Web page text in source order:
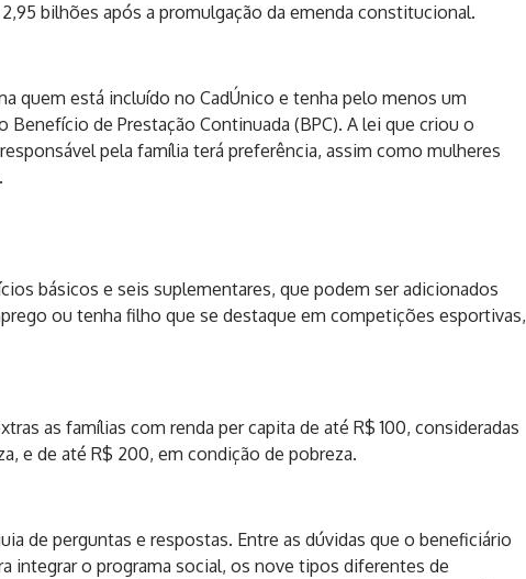
bilhões após a promulgação da emenda constitucional.
quem está incluído no CadÚnico e tenha pelo menos um
Benefício de Prestação Continuada (BPC). A lei que criou o
pela família terá preferência, assim como mulheres
básicos e seis suplementares, que podem ser adicionados
ou tenha filho que se destaque em competições esportivas,
as famílias com renda per capita de até R$ 100, consideradas
e de até R$ 200, em condição de pobreza.
de perguntas e respostas. Entre as dúvidas que o beneficiário
integrar o programa social, os nove tipos diferentes de